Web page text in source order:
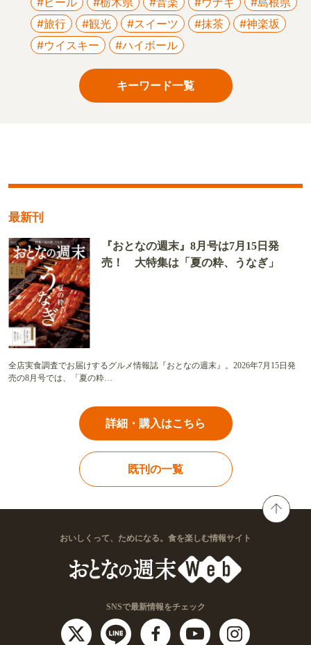
#旅行
#観光 #スイーツ #抹茶
#神楽坂
#ウイスキー
#ハイボール
キーワード一覧
最新刊
『おとなの週末』8月号は7月15日発
売！ 大特集は「夏の粋、うなぎ」
全店実食調査でお届けするグルメ情報誌『おとなの週末』。2026年7月15日発
売の8月号では、「夏の粋…
詳細・購入はこちら
既刊の一覧
おいしくって、ためになる。食を楽しむ情報サイト
SNSで最新情報をチェック